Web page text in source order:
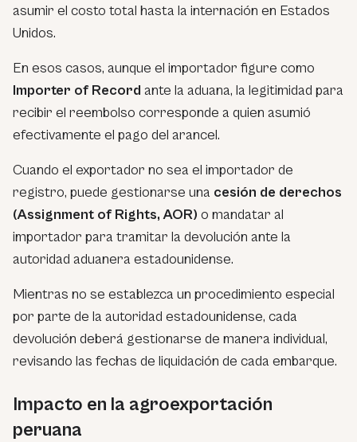
asumir el costo total hasta la internación en Estados
Unidos.
En esos casos, aunque el importador figure como
Importer of Record ante la aduana, la legitimidad para
recibir el reembolso corresponde a quien asumió
efectivamente el pago del arancel.
Cuando el exportador no sea el importador de
registro, puede gestionarse una cesión de derechos
(Assignment of Rights, AOR) o mandatar al
importador para tramitar la devolución ante la
autoridad aduanera estadounidense.
Mientras no se establezca un procedimiento especial
por parte de la autoridad estadounidense, cada
devolución deberá gestionarse de manera individual,
revisando las fechas de liquidación de cada embarque.
Impacto en la agroexportación
peruana